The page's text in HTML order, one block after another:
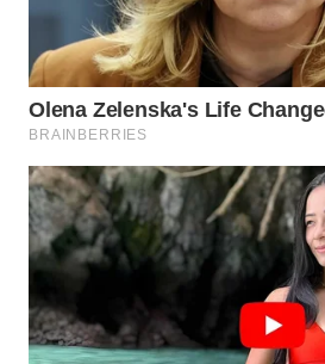
WN
MAJALENGKA
WN
SUBANG
WN
SUKABUMI
PURWAKARTA